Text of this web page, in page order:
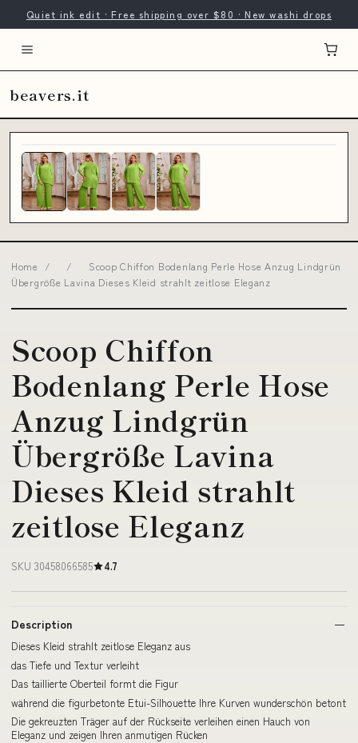
Quiet ink edit · Free shipping over $80 · New washi drops
beavers.it
Home / /
Scoop Chiffon Bodenlang Perle Hose Anzug Lindgrün
Übergröße Lavina Dieses Kleid strahlt zeitlose Eleganz
Scoop Chiffon
Bodenlang Perle Hose
Anzug Lindgrün
Übergröße Lavina
Dieses Kleid strahlt
zeitlose Eleganz
SKU 30458066585 4.7
Description
Dieses Kleid strahlt zeitlose Eleganz aus
das Tiefe und Textur verleiht
Das taillierte Oberteil formt die Figur
während die figurbetonte Etui-Silhouette Ihre Kurven wunderschön betont
Die gekreuzten Träger auf der Rückseite verleihen einen Hauch von
Eleganz und zeigen Ihren anmutigen Rücken